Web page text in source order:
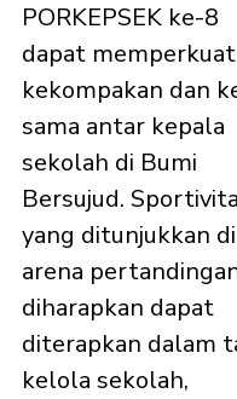
PORKEPSEK ke-8
dapat memperkuat
kekompakan dan
sama antar kepala
sekolah di Bumi
Bersujud.
yang ditunjukkan di
arena
diharapkan dapat
diterapkan dalam
kelola sekolah,